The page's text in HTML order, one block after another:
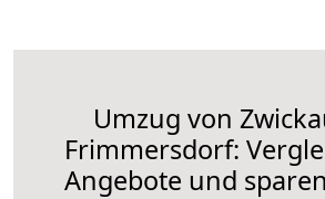
Umzug von
Frimmersdorf:
Angebote und